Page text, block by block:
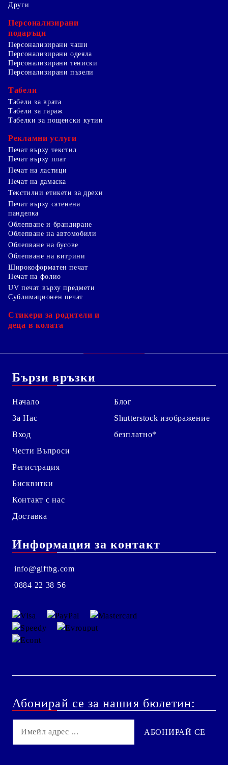
Други
Персонализирани
подаръци
Персонализирани чаши
Персонализирани одеяла
Персонализирани тениски
Персонализирани пъзели
Табели
Табели за врата
Табели за гараж
Табелки за пощенски кутии
Рекламни услуги
Печат върху текстил
Печат върху плат
Печат на ластици
Печат на дамаска
Текстилни етикети за дрехи
Печат върху сатенена
панделка
Облепване и брандиране
Облепване на автомобили
Облепване на бусове
Облепване на витрини
Широкоформатен печат
Печат на фолио
UV печат върху предмети
Сублимационен печат
Стикери за родители и
деца в колата
Бързи връзки
Начало
За Нас
Вход
Чести Въпроси
Регистрация
Бисквитки
Контакт с нас
Доставка
Блог
Shutterstock изображение
безплатно*
Информация за контакт
info@giftbg.com
0884 22 38 56
Абонирай се за нашия бюлетин: